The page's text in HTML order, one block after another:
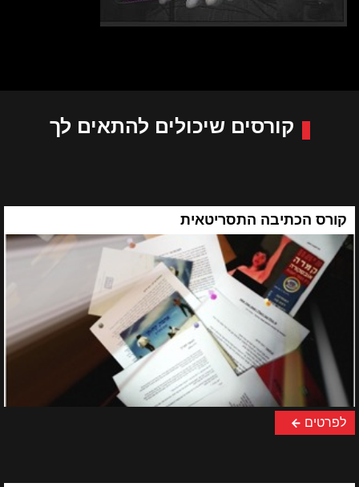
קורסים שיכולים להתאים לך
קורס הכתיבה התסריטאית
לפרטים